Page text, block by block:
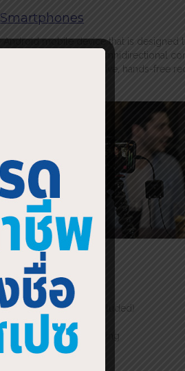
mobile device that is designed
and the sensitive, omnidirectional
design lends to effective, hands-free
to-noise
with cable
4, iPad Air,
&
for Apple iOS (not included)
microphone to clothing